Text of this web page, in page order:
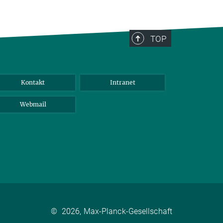
TOP
Kontakt Intranet
Webmail
© 2026, Max-Planck-Gesellschaft